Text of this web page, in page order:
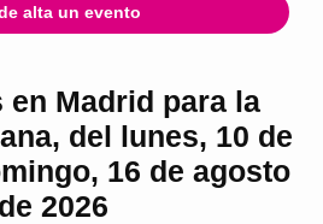
alta un evento
en Madrid para la
del lunes, 10 de
16 de agosto
de 2026